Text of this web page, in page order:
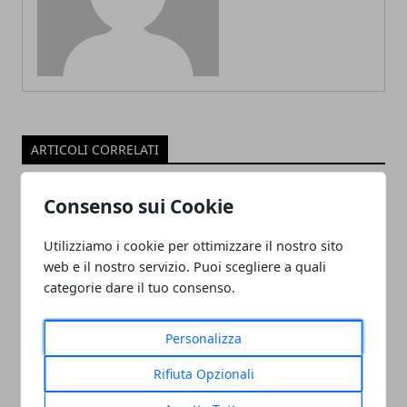
Consenso sui Cookie
Utilizziamo i cookie per ottimizzare il nostro sito
web e il nostro servizio. Puoi scegliere a quali
categorie dare il tuo consenso.
Personalizza
Rifiuta Opzionali
ARTICOLI CORRELATI
ADDETTO/A ALLE VENDITE
ABBIGLIAMENTO APPARTENENTE ALLE
CATEGORIE PROTETTE - OUTLET CASTEL